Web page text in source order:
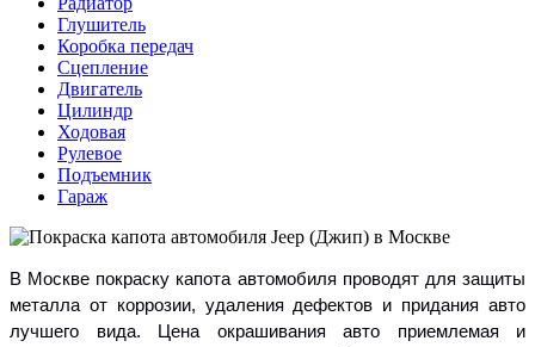
Глушитель
Коробка передач
Сцепление
Двигатель
Цилиндр
Ходовая
Рулевое
Подъемник
Гараж
В Москве покраску капота автомобиля проводят для защиты
металла от коррозии, удаления дефектов и придания авто
лучшего вида. Цена окрашивания авто приемлемая и